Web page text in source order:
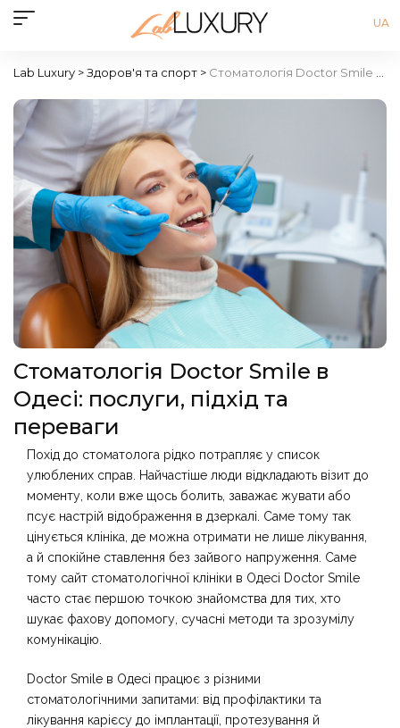
UA
Lab Luxury >Здоров'я та спорт > Стоматологія Doctor Smile в Одесі: послуги, підхід та переваги
Стоматологія Doctor Smile в
Одесі: послуги, підхід та
переваги
Похід до стоматолога рідко потрапляє у список
улюблених справ. Найчастіше люди відкладають візит до
моменту, коли вже щось болить, заважає жувати або
псує настрій відображення в дзеркалі. Саме тому так
цінується клініка, де можна отримати не лише лікування,
а й спокійне ставлення без зайвого напруження. Саме
тому сайт стоматологічної клініки в Одесі Doctor Smile
часто стає першою точкою знайомства для тих, хто
шукає фахову допомогу, сучасні методи та зрозумілу
комунікацію.
Doctor Smile в Одесі працює з різними
стоматологічними запитами: від профілактики та
лікування карієсу до імплантації, протезування й